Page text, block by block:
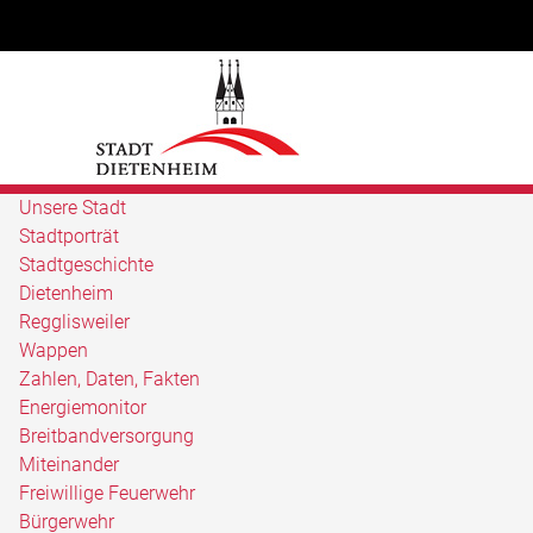
Unsere Stadt
Stadtporträt
Stadtgeschichte
Dietenheim
Regglisweiler
Wappen
Zahlen, Daten, Fakten
Energiemonitor
Breitbandversorgung
Miteinander
Freiwillige Feuerwehr
Bürgerwehr